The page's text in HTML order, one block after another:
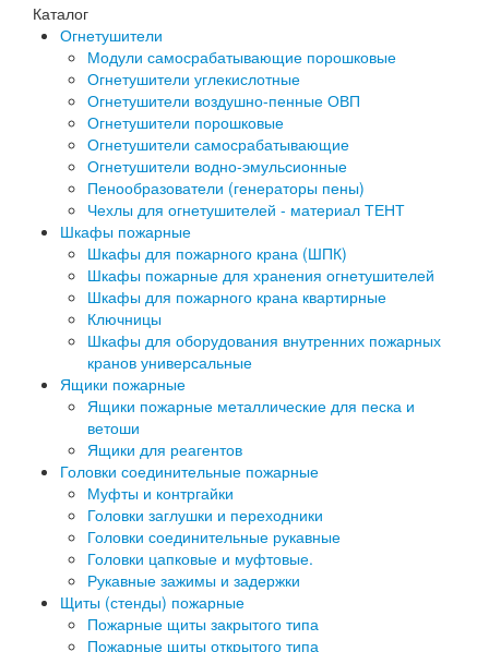
Каталог
Огнетушители
Модули самосрабатывающие порошковые
Огнетушители углекислотные
Огнетушители воздушно-пенные ОВП
Огнетушители порошковые
Огнетушители самосрабатывающие
Огнетушители водно-эмульсионные
Пенообразователи (генераторы пены)
Чехлы для огнетушителей - материал ТЕНТ
Шкафы пожарные
Шкафы для пожарного крана (ШПК)
Шкафы пожарные для хранения огнетушителей
Шкафы для пожарного крана квартирные
Ключницы
Шкафы для оборудования внутренних пожарных
кранов универсальные
Ящики пожарные
Ящики пожарные металлические для песка и
ветоши
Ящики для реагентов
Головки соединительные пожарные
Муфты и контргайки
Головки заглушки и переходники
Головки соединительные рукавные
Головки цапковые и муфтовые.
Рукавные зажимы и задержки
Щиты (стенды) пожарные
Пожарные щиты закрытого типа
Пожарные щиты открытого типа